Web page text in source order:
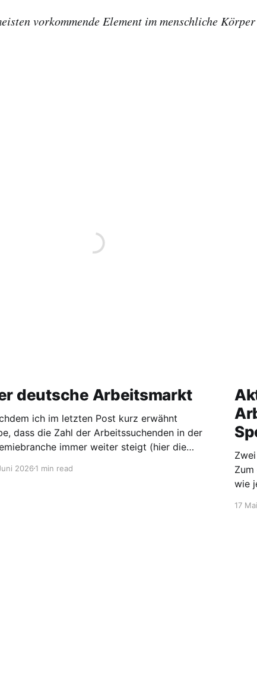
vorkommende Element im menschliche
deutsche Arbeitsmarkt
ich im letzten Post kurz erwähnt
dass die Zahl der Arbeitssuchenden in der
immer weiter steigt (hier die
gesamten Arbeitsmarkt werfen. Laut
20261 min read
wie
17